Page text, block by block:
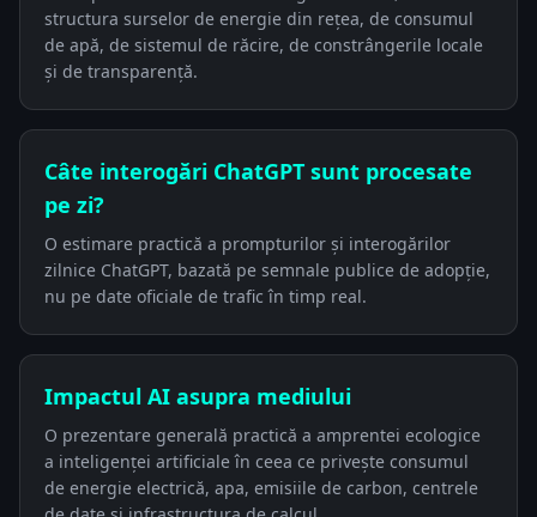
structura surselor de energie din rețea, de consumul
de apă, de sistemul de răcire, de constrângerile locale
și de transparență.
Câte interogări ChatGPT sunt procesate
pe zi?
O estimare practică a prompturilor și interogărilor
zilnice ChatGPT, bazată pe semnale publice de adopție,
nu pe date oficiale de trafic în timp real.
Impactul AI asupra mediului
O prezentare generală practică a amprentei ecologice
a inteligenței artificiale în ceea ce privește consumul
de energie electrică, apa, emisiile de carbon, centrele